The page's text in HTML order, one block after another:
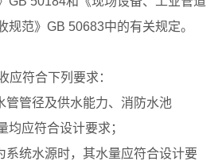
规范》GB 50683中的有关规定。
应符合下列要求：
管管径及供水能力、消防水池
均应符合设计要求；
系统水源时，其水量应符合设计要